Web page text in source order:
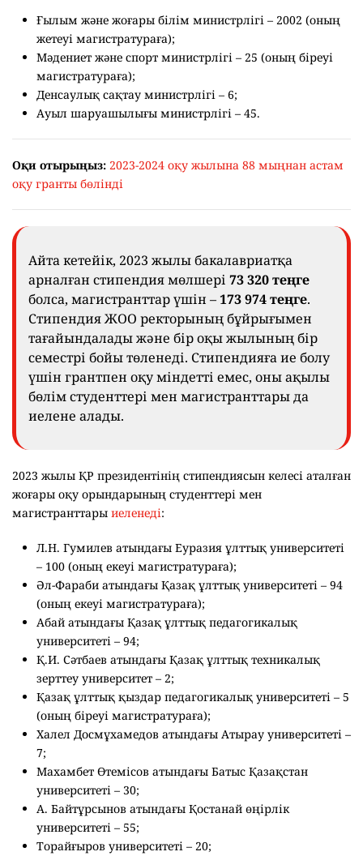
Ғылым және жоғары білім министрлігі – 2002 (оның
жетеуі магистратураға);
Мәдениет және спорт министрлігі – 25 (оның біреуі
магистратураға);
Денсаулық сақтау министрлігі – 6;
Ауыл шаруашылығы министрлігі – 45.
Оқи отырыңыз: 2023-2024 оқу жылына 88 мыңнан астам
оқу гранты бөлінді
Айта кетейік, 2023 жылы бакалавриатқа
арналған стипендия мөлшері 73 320 теңге
болса, магистранттар үшін –173 974 теңге.
Стипендия ЖОО ректорының бұйрығымен
тағайындалады және бір оқы жылының бір
семестрі бойы төленеді. Стипендияға ие болу
үшін грантпен оқу міндетті емес, оны ақылы
бөлім студенттері мен магистранттары да
иелене алады.
2023 жылы ҚР президентінің стипендиясын келесі аталған
жоғары оқу орындарының студенттері мен
магистранттары иеленеді:
Л.Н. Гумилев атындағы Еуразия ұлттық университеті
– 100 (оның екеуі магистратураға);
Әл-Фараби атындағы Қазақ ұлттық университеті – 94
(оның екеуі магистратураға);
Абай атындағы Қазақ ұлттық педагогикалық
университеті – 94;
Қ.И. Сәтбаев атындағы Қазақ ұлттық техникалық
зерттеу университет – 2;
Қазақ ұлттық қыздар педагогикалық университеті – 5
(оның біреуі магистратураға);
Халел Досмұхамедов атындағы Атырау университеті –
7;
Махамбет Өтемісов атындағы Батыс Қазақстан
университеті – 30;
А. Байтұрсынов атындағы Қостанай өңірлік
университеті – 55;
Торайғыров университеті – 20;